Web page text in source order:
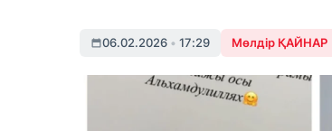
06.02.2026 • 17:29 Мөлдір ҚАЙНАР